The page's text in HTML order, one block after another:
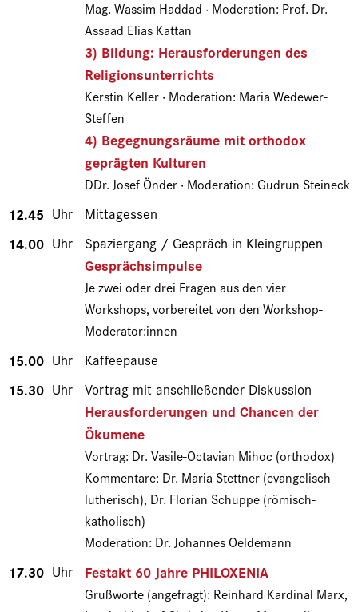
Mag. Wassim Haddad · Moderation: Prof. Dr.
Assaad Elias Kattan
3) Bildung: Herausforderungen des
Religionsunterrichts
Kerstin Keller · Moderation: Maria Wedewer-
Steffen
4) Begegnungsräume mit orthodox
geprägten Kulturen
DDr. Josef Önder · Moderation: Gudrun Steineck
12.45 Uhr Mittagessen
14.00 Uhr Spaziergang / Gespräch in Kleingruppen
Gesprächsimpulse
Je zwei oder drei Fragen aus den vier
Workshops, vorbereitet von den Workshop-
Moderator:innen
15.00 Uhr Kaffeepause
15.30 Uhr Vortrag mit anschließender Diskussion
Herausforderungen und Chancen der
Ökumene
Vortrag: Dr. Vasile-Octavian Mihoc (orthodox)
Kommentare: Dr. Maria Stettner (evangelisch-
lutherisch), Dr. Florian Schuppe (römisch-
katholisch)
Moderation: Dr. Johannes Oeldemann
17.30 Uhr Festakt 60 Jahre PHILOXENIA
Grußworte (angefragt): Reinhard Kardinal Marx,